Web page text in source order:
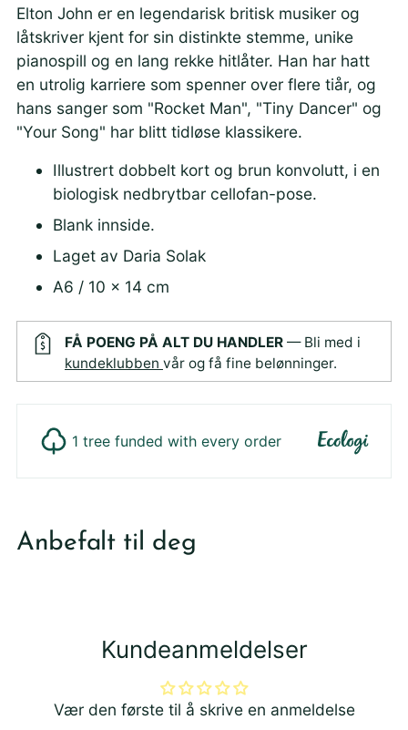
Elton John er en legendarisk britisk musiker og
låtskriver kjent for sin distinkte stemme, unike
pianospill og en lang rekke hitlåter. Han har hatt
en utrolig karriere som spenner over flere tiår, og
hans sanger som "Rocket Man", "Tiny Dancer" og
"Your Song" har blitt tidløse klassikere.
Illustrert dobbelt kort og brun konvolutt, i en
biologisk nedbrytbar cellofan-pose.
Blank innside.
Laget av Daria Solak
A6 / 10 x 14 cm
FÅ POENG PÅ ALT DU HANDLER — Bli med i
kundeklubben vår og få fine belønninger.
1 tree funded with every order
produktet
iAnbefalt til deg
Kundeanmeldelser
Vær den første til å skrive en anmeldelse